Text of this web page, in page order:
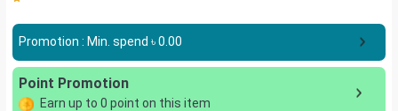
Promotion : Min. spend ৳0.00
Point Promotion
Earn up to 0 point on this item